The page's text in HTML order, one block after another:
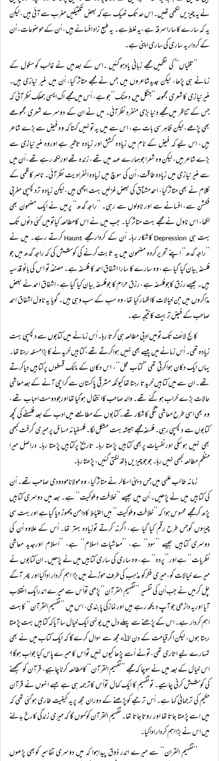
نے یہ چیزیں لکھی تھیں۔ اس حد تک ٹھیک ہے کہ بعض تکنیکیں مغرب سے آئی ہیں، لیکن
یہ کہ سارے کاساراسرقہ ہے،یہ غلط ہے۔ یہ طبع زاد افسانے ہیں، اُن کے موضوعات، اُن
کے کردار یہ ساری کی ساری اپنی ہے۔
’’تلخیاں‘‘ کی نظمیں مجھے زبانی یادہوگئیں ۔اس کے بعدمیں نے غالب کوسکول کے
زمانے ہی پڑھا، لیکن جدیدشاعروں میں جس نے مجھے متاثر کیا، اُن میں منیر نیازی ہیں۔
منیرنیازی کاشعری مجموعہ ’’جنگل میں دھنک‘‘ جو ہے، اُس میں مجھے اک ایسی جھلک نظرآئی کہ
جس کے تناظر میں مجھے دنیا بڑی منفرد نظرآئی۔ میں نے ان کے دوسرے شعری مجموعے
بھی پڑھے، لیکن ظاہر سی بات ہے، اس سے میں یہ تونہیں کہتا کہ وہ فیض سے بڑے شاعر
ہیں، اس لیے کہ فیض کے نام میں زیادہ کشش اور زیادہ تاثیر ہے اوروہ منیرنیازی سے
بڑے شاعر ہیں، لیکن وہ شعرا جوہمارے عہد میں تھے، زندہ تھے اورلکھ رہے تھے، اُن میں
سے منیرنیازی میں زیادہ طاقت، اُن کی سوچ میں زیادہ انفرادیت نظرآئی۔ ناصرکاظمی کے
کلام نے بھی متاثر کیا، احمدمشتاق کی بعض غزلیں بہت اچھی ہیں، لیکن زیادہ تردلچسپی مغربی
فکشن سے، افسانے سے اور ناولوں سے رہی۔ ’’راجہ گدھ‘‘ پرمیں نے ایک مضمون بھی
لکھا، اس ناول نے مجھے بہت متاثر کیا۔ جب میں نے اس کامطالعہ کیاتومیں کئی دنوں تک
بہت ہی
کاشکار رہا۔ اُن کے کردار مجھے
کرتے رہے۔ میں نے
’’راجہ گدھ‘‘ اپنے تحریر کردہ مضمون میں یہ ثابت کرنے کی کوشش کی کہ راجہ گدھ میں جو
فلسفہ بیان کیا گیا ہے، وہ سارے کا سارا اشفاق احمد کا فلسفہ ہے۔ مصنفہ تو اس کی بانو قدسیہ
ہیں۔ جیسے رزق کاجوفلسفہ ہے، رزق حرام کا جوفلسفہ بیان کیا گیا ہے، اشفاق احمد نے بعض
مذاکروں میں جن خیالات کااظہار کیا تھا، وہ سب کے سب وہی ہیں۔ گویا یہ ناول اشفاق احمد
صاحب کے فیض تربیت کانتیجہ ہے۔
کالج لائف تک تومیں ادبی مطالعہ ہی کرتا رہا۔ اُس زمانے میں کتابوں سے دلچسپی بہت
زیادہ تھی۔ اُس زمانے میں پیسے بھی نہیں ہواکرتے تھے، کتابیں خریدنے کا بڑامسئلہ رہتا تھا۔
یہاں ایک دکان ہواکرتی تھی ’’کتاب محل‘‘، اس دکان کے مالک قسطوں پرکتابیں دیاکرتے
تھے۔ ان سے میں کتابیں خریدتا رہتا تھا کیونکہ مشرقی پاکستان سے کراچی آنے کے بعدمعاشی
حالات بڑ ے خراب ہوگئے تھے۔ والد صاحب کاانتقال ہوگیا تھا اورجودوست احباب تھے،
وہ بھی اسی طرح معاشی تنگی کاشکار تھے۔ کتابوں کے مطالعے میں ادب کے بعد فلسفے کی کچھ
کتابوں سے دلچسپی رہی۔ فلسفہ مجھے ہمیشہ بہت مشکل لگا۔ فلسفیانہ مسائل پر میری گرفت کبھی
بھی نہیں ہوسکی اورنفسیات پربھی کتابیں پڑھتا رہا۔ تاریخ پرکتابیں پڑھتا رہا۔ دراصل میرا
منظم مطالعہ کبھی نہیں رہا۔ جو جو چیزیں ہاتھ لگتی گئیں، پڑھتا رہا۔
زمانہ طالب علمی میں جس دینی اسکالر نے متاثر کیا، وہ مولانامودودی صاحب تھے۔ اُن
کی کتابیں میں نے پڑھیں۔ اُن میں جیسے ’’خلافت وملوکیت‘‘ ہے۔ بعد میں دوسری کتابیں
پڑھ کر مجھے محسوس ہوا کہ ’’خلافت وملوکیت‘‘ میں احتیاط کادامن چھوڑ دیا گیاہے اور بہت سی
چیزوں کوجس طرح رقم کیا گیا ہے، اگرنہ کرتے توزیادہ بہتر تھا۔ اُس کے علاوہ اُن کی
دوسری کتابیں جیسے ’’سود‘‘ ہے، ’’معاشیات اسلام‘‘ ہے، ’’اسلام اورجدید معاشی
نظریات‘‘ ہے اور ’’پردہ‘‘ ہے، وہ ساری کی ساری کتابیں میں نے پڑھیں۔ ان کتابوں نے
میرے خیالات کو، میری فکرکو مذہب کی طرف موڑنے میں بڑا اہم کردار اداکیا اور پھر آگے
چل کرمیں نے جب اُن کی تفسیر ’’تفہیم القرآن‘‘ پڑھی تواُس سے میرے اندرایک انقلاب
آیا اوریہ داڑھی جو آپ دیکھ رہے ہیں اورنمازکی پابندی، اس میں ’’تفہیم القرآن‘‘ کابہت
اہم کردار ہے۔ اس کے پڑھنے سے پہلے دل میں یونہی ایک خیال سا آیاکہ کتابیں بہت پڑھتا
رہتا ہوں، لیکن اگرقیامت کے دن اﷲ مجھ سے سوال کرے گا کہ ایک کتاب میں نے بھی
تمہارے لیے اتاری تھی، تونے اُسے پڑھا کیوں نہیں تواس کا میرے پاس کیا جواب ہوگا؟
اس خیال کے بعد میں نے سوچا کہ مجھے ’’تفہیم القرآن‘‘ کامطالعہ کرنا چاہیے، قرآن کوسمجھنے
کی کوشش کرنی چاہیے۔ توتفہیم کا ایک کمال تواُس کاترجمہ ہی ہے جسے انہوں نے قرآن
حکیم کی ترجمانی کہا ہے۔ اُس ترجمے کوپڑھنے کے دوران مجھ پریہ کیفیت طاری ہوگئی تھی کہ
میں اسے پڑھتا جاتا تھا اور روتا جاتا تھا۔ تفہیم القرآن کوکہوں گا کہ میری زندگی کارخ بدلنے
میں اس نے بڑا اہم کردار اداکیا۔
’’تفہیم القران‘‘ سے میرے اندر ذوق پیداہوا کہ میں دوسری تفاسیر کوبھی پڑھوں